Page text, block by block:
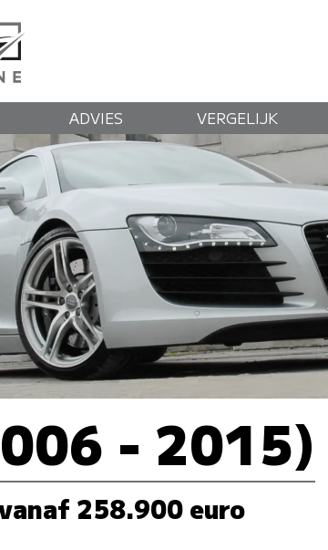
ADVIES VERGELIJK
- 2015)
258.900 euro